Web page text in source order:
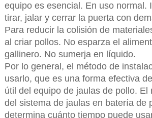
equipo es esencial. En uso normal.
tirar, jalar y cerrar la puerta con
Para reducir la colisión de
al criar pollos. No esparza el
gallinero. No sumerja en líquido.
Por lo general, el método de
usarlo, que es una forma efectiva
útil del equipo de jaulas de pollo. El
del sistema de jaulas en batería de
determina cuánto tiempo puede